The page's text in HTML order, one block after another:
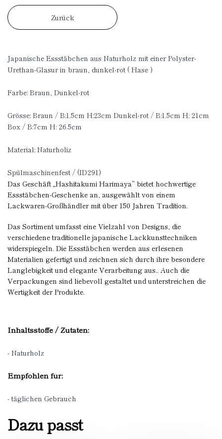
Zurück
Japanische Essstäbchen aus Naturholz mit einer Polyster-
Urethan-Glasur in braun, dunkel-rot ( Hase )
Farbe: Braun, Dunkel-rot
Grösse: Braun / B:1.5cm H:23cm Dunkel-rot / B:1.5cm H: 21cm
Box / B:7cm H: 26.5cm
Material: Naturholiz
Spülmaschinenfest / (ID291)
Das Geschäft „Hashitakumi Harimaya“ bietet hochwertige
Essstäbchen-Geschenke an, ausgewählt von einem
Lackwaren-Großhändler mit über 150 Jahren Tradition.
Das Sortiment umfasst eine Vielzahl von Designs, die
verschiedene traditionelle japanische Lackkunsttechniken
widerspiegeln. Die Essstäbchen werden aus erlesenen
Materialien gefertigt und zeichnen sich durch ihre besondere
Langlebigkeit und elegante Verarbeitung aus.. Auch die
Verpackungen sind liebevoll gestaltet und unterstreichen die
Wertigkeit der Produkte.
Inhaltsstoffe / Zutaten:
- Naturholz
Empfohlen für:
- täglichen Gebrauch
Dazu passt